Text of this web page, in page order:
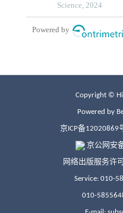
Copyright ©
Powered by
京ICP备12020869
京公网安
网络出版服务许
Service: 010-
010-